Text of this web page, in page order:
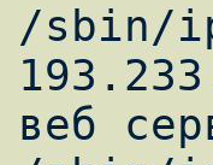
/sbin/
веб